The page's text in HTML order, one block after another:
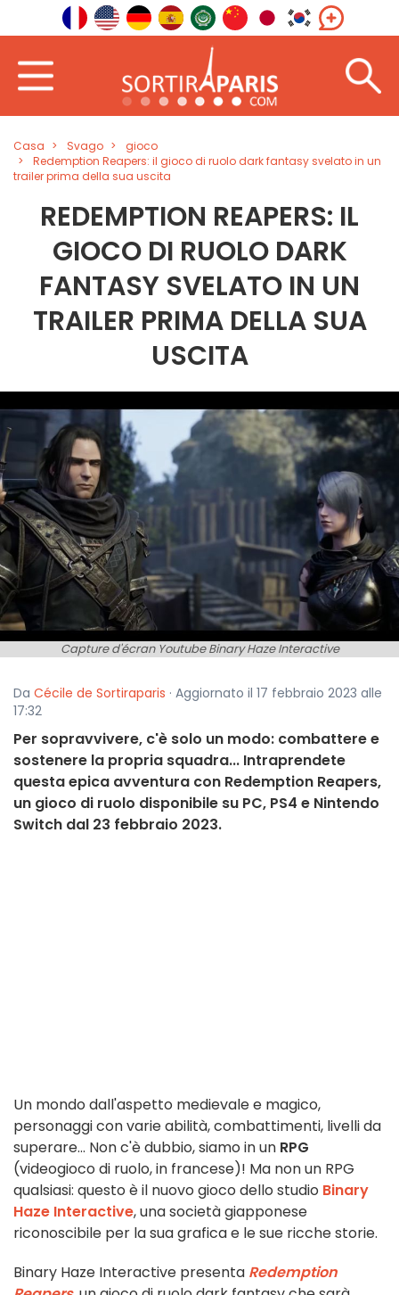
Casa Svago
gioco
Redemption Reapers: il gioco di ruolo dark fantasy svelato in un
trailer prima della sua uscita
REDEMPTION REAPERS: IL
GIOCO DI RUOLO DARK
FANTASY SVELATO IN UN
TRAILER PRIMA DELLA SUA
USCITA
Capture d'écran Youtube Binary Haze Interactive
Da Cécile de Sortiraparis · Aggiornato il 17 febbraio 2023 alle
17:32
Per sopravvivere, c'è solo un modo: combattere e
sostenere la propria squadra... Intraprendete
questa epica avventura con Redemption Reapers,
un gioco di ruolo disponibile su PC, PS4 e Nintendo
Switch dal 23 febbraio 2023.
Un mondo dall'aspetto medievale e magico,
personaggi con varie abilità, combattimenti, livelli da
superare... Non c'è dubbio, siamo in un RPG
(videogioco di ruolo, in francese)! Ma non un RPG
qualsiasi: questo è il nuovo gioco dello studio Binary
Haze Interactive, una società giapponese
riconoscibile per la sua grafica e le sue ricche storie.
Binary Haze Interactive presenta Redemption